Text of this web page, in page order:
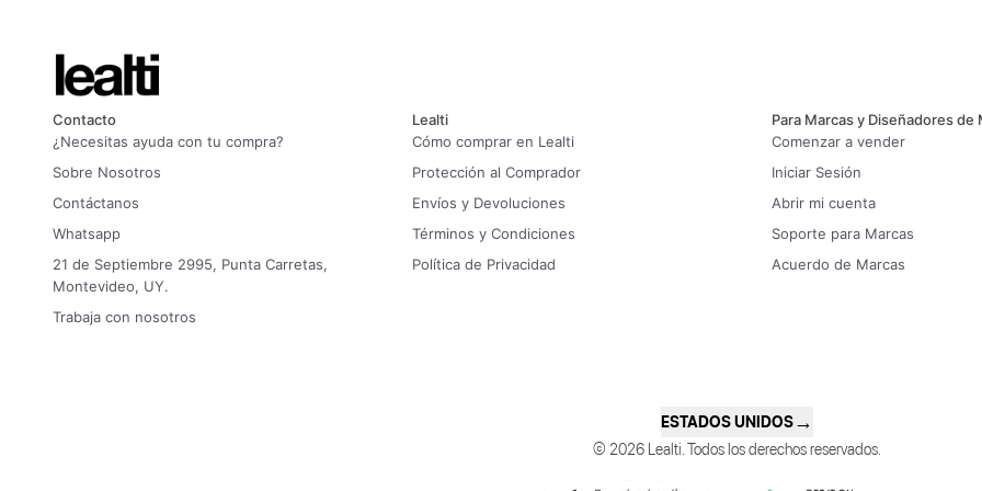
Contacto
¿Necesitas ayuda con tu compra?
Sobre Nosotros
Contáctanos
Whatsapp
21 de Septiembre 2995, Punta Carretas,
Montevideo, UY.
Trabaja con nosotros
Lealti
Cómo comprar en Lealti
Protección al Comprador
Envíos y Devoluciones
Términos y Condiciones
Política de Privacidad
Para Marcas y Diseñadores de
Comenzar a vender
Iniciar Sesión
Abrir mi cuenta
Soporte para Marcas
Acuerdo de Marcas
ESTADOS UNIDOS→
© 2026 Lealti. Todos los derechos reservados.